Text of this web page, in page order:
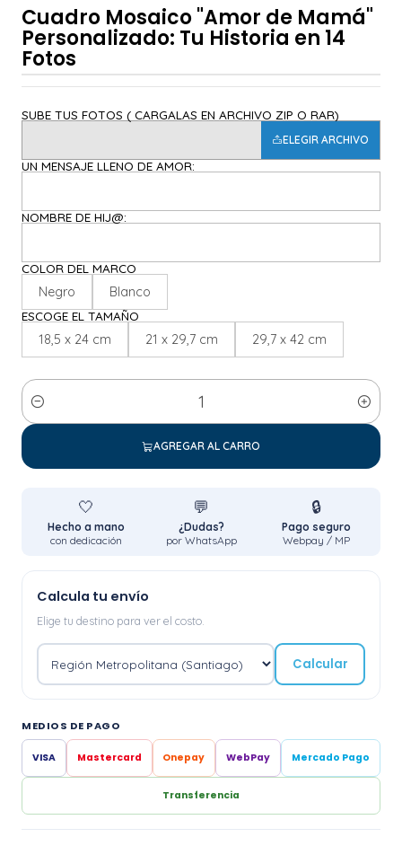
Cuadro Mosaico "Amor de Mamá"
Personalizado: Tu Historia en 14
Fotos
SUBE TUS FOTOS ( CARGALAS EN ARCHIVO ZIP O RAR)
ELEGIR ARCHIVO
UN MENSAJE LLENO DE AMOR:
NOMBRE DE HIJ@:
COLOR DEL MARCO
Negro Blanco
ESCOGE EL TAMAÑO
18,5 x 24 cm 21 x 29,7 cm 29,7 x 42 cm
Cantidad
AGREGAR AL CARRO
🤍
Hecho a mano
con dedicación
💬
¿Dudas?
por WhatsApp
🔒
Pago seguro
Webpay / MP
Calcula tu envío
Elige tu destino para ver el costo.
Calcular
MEDIOS DE PAGO
VISA Mastercard Onepay WebPay Mercado Pago
Transferencia